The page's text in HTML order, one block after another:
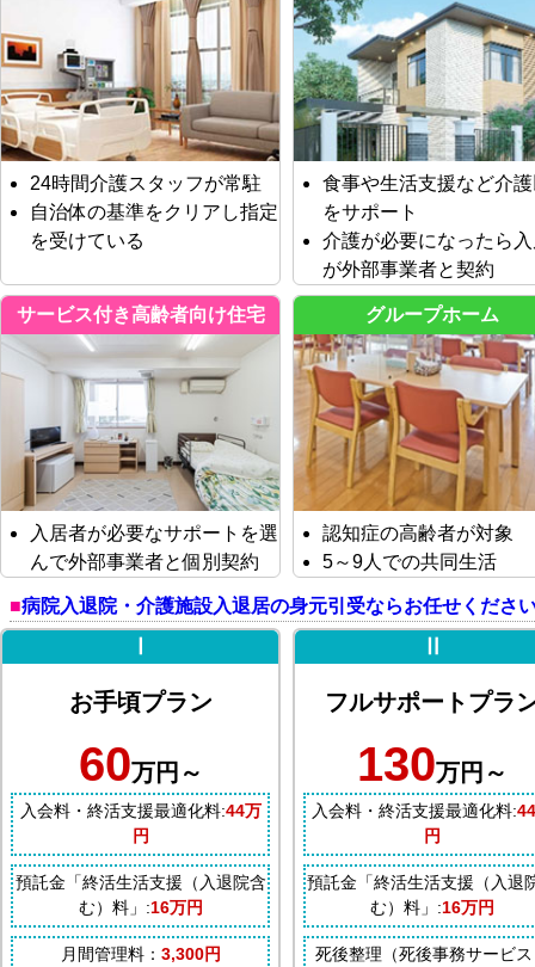
24時間介護スタッフが常駐
自治体の基準をクリアし指定
を受けている
食事や生活支援など介
をサポート
介護が必要になったら
が外部事業者と契約
サービス付き高齢者向け住宅
入居者が必要なサポートを選
んで外部事業者と個別契約
グループホーム
認知症の高齢者が対象
5～9人での共同生活
病院入退院・介護施設入退居の身元引受ならお任せくださ
お手頃プラン
60万円～
入会料・終活支援最適化料:44万
円
預託金「終活生活支援（入退院含
む）料」:16万円
月間管理料： 3,300円
フルサポートプラ
130万円～
入会料・終活支援最適化料:
円
預託金「終活生活支援（入退
む）料」:16万円
死後整理（死後事務サービ